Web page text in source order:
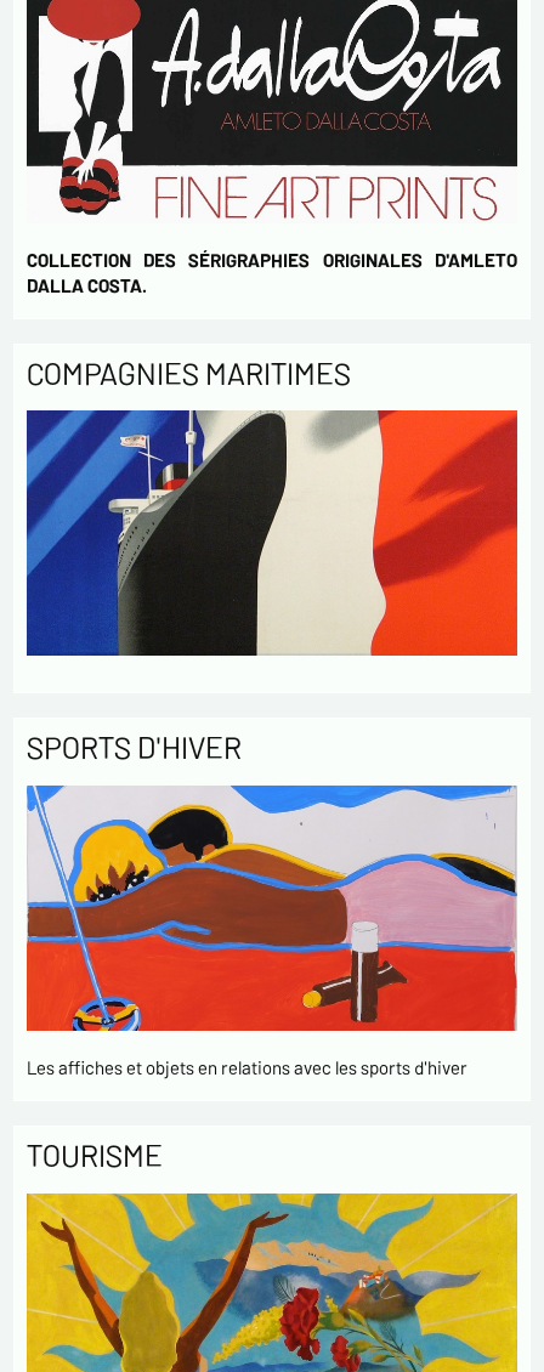
COLLECTION DES SÉRIGRAPHIES ORIGINALES D'AMLETO
DALLA COSTA.
COMPAGNIES MARITIMES
SPORTS D'HIVER
Les affiches et objets en relations avec les sports d'hiver
TOURISME